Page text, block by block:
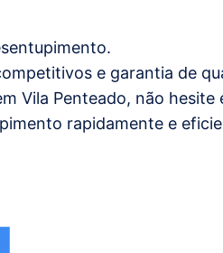
e garantia de
Vila Penteado, não hesite
rapidamente e